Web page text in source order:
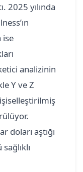
2025 yılında
ise
analizinin
Y ve Z
doları aştığı